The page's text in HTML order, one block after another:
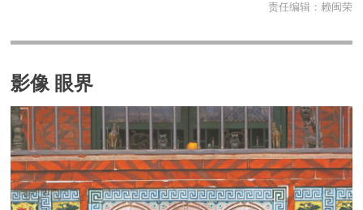
责任编辑： 赖闽荣
影像 眼界